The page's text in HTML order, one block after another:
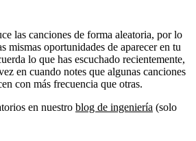
las canciones de forma aleatoria, por lo
mismas oportunidades de aparecer en tu
lo que has escuchado recientemente,
en cuando notes que algunas canciones
con más frecuencia que otras.
en nuestro blog de ingeniería (solo